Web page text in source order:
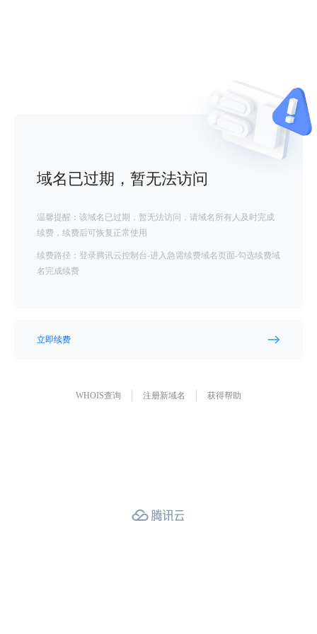
域名已过期，暂无法访问
温馨提醒：该域名已过期，暂无法访问，请域名所有人及时完成
续费，续费后可恢复正常使用
续费路径：登录腾讯云控制台-进入急需续费域名页面-勾选续费域
名完成续费
立即续费
WHOIS查询 注册新域名 获得帮助